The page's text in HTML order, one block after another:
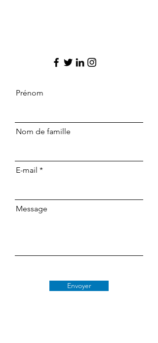
Prénom
Nom de famille
E-mail
Message
Envoyer